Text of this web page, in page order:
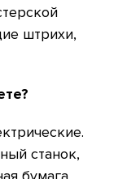
штрихи,
станок,